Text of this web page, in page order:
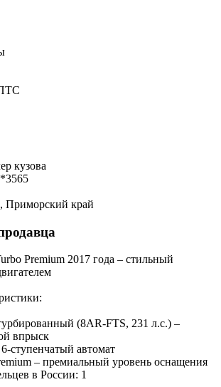
кузова
Приморский край
Premium 2017 года – стильный
(8AR-FTS, 231 л.с.) –
впрыск
ступенчатый автомат
– премиальный уровень оснащения
в России: 1